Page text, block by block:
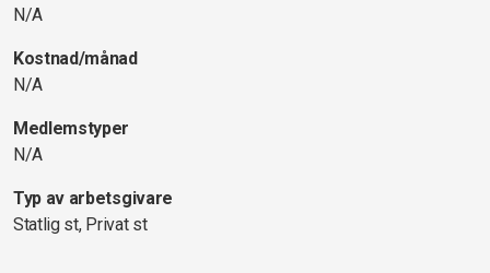
N/A
Kostnad/månad
N/A
Medlemstyper
N/A
Typ av arbetsgivare
Statlig st, Privat st